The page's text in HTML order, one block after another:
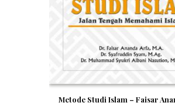
Metode Studi Islam – Faisar